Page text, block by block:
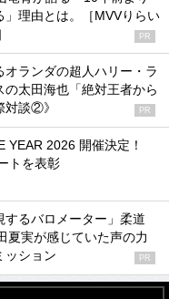
理由とは。［MVVりらい
PR
ランダの超人ハリー・ラ
太田海也「絶対王者から
対談②》
PR
YEAR 2026 開催決定！
トを表彰
するバロメーター」柔道
夏実が感じていた声の力
ッション
PR